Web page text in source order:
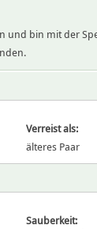
und bin mit der
Verreist als:
älteres Paar
Sauberkeit: